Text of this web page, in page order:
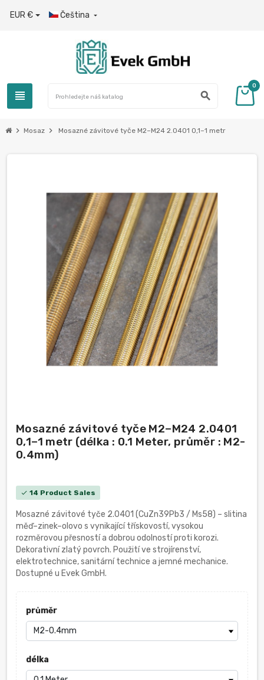
EUR € Čeština 
view_headline search
0
chevron_right Mosaz chevron_right Mosazné závitové tyče M2–M24 2.0401 0,1–1 metr
Mosazné závitové tyče M2–M24 2.0401
0,1–1 metr (délka : 0.1 Meter, průměr : M2-
0.4mm)
check 14 Product Sales
Mosazné závitové tyče 2.0401 (CuZn39Pb3 / Ms58) – slitina
měď–zinek–olovo s vynikající třískovostí, vysokou
rozměrovou přesností a dobrou odolností proti korozi.
Dekorativní zlatý povrch. Použití ve strojírenství,
elektrotechnice, sanitární technice a jemné mechanice.
Dostupné u Evek GmbH.
průměr
délka